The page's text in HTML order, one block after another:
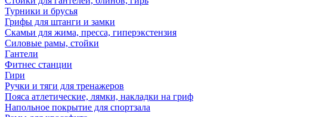
Турники и брусья
Грифы для штанги и замки
Скамьи для жима, пресса, гиперэкстензия
Силовые рамы, стойки
Гантели
Фитнес станции
Гири
Ручки и тяги для тренажеров
Пояса атлетические, лямки, накладки на гриф
Напольное покрытие для спортзала